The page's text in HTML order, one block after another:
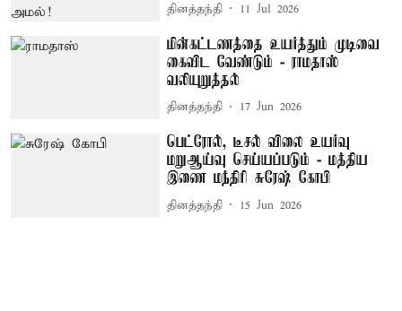
தினத்தந்தி 11 Jul 2026
மின்கட்டணத்தை உயர்த்தும் முடிவை
கைவிட வேண்டும் - ராமதாஸ்
வலியுறுத்தல்
தினத்தந்தி 17 Jun 2026
பெட்ரோல், டீசல் விலை உயர்வு
மறுஆய்வு செய்யப்படும் - மத்திய
இணை மந்திரி சுரேஷ் கோபி
தினத்தந்தி 15 Jun 2026